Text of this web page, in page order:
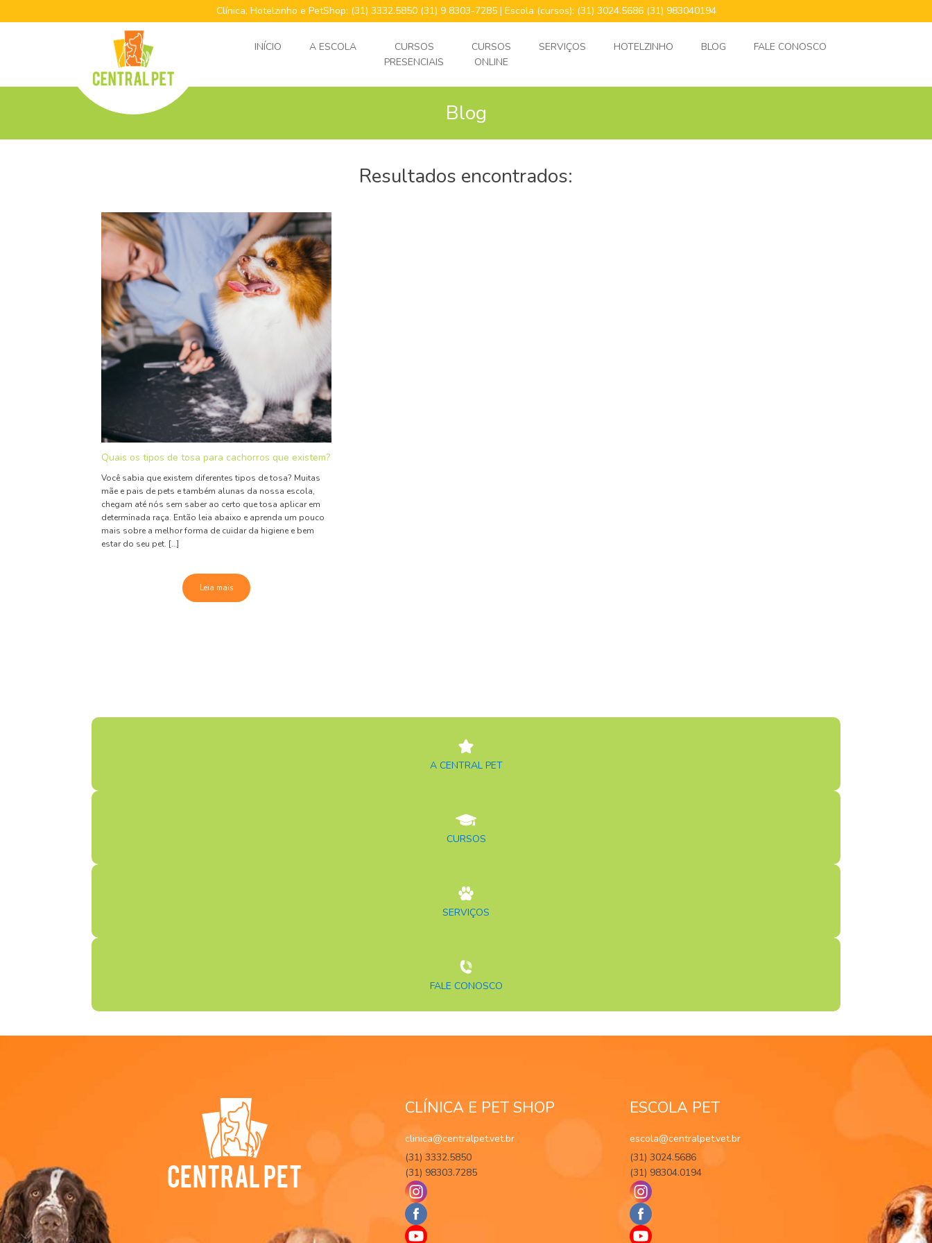
Clínica, Hotelzinho e PetShop: (31) 3332.5850 (31) 9 8303-7285 | Escola (cursos): (31) 3024.5686 (31) 983040194
INÍCIO A ESCOLA
CURSOS
PRESENCIAIS
CURSOS
ONLINE
SERVIÇOS HOTELZINHO BLOG FALE CONOSCO
Blog
Resultados encontrados:
Quais os tipos de tosa para cachorros que existem?
Você sabia que existem diferentes tipos de tosa? Muitas
mãe e pais de pets e também alunas da nossa escola,
chegam até nós sem saber ao certo que tosa aplicar em
determinada raça. Então leia abaixo e aprenda um pouco
mais sobre a melhor forma de cuidar da higiene e bem
estar do seu pet. […]
Leia mais
A CENTRAL PET
CURSOS
SERVIÇOS
FALE CONOSCO
CLÍNICA E PET SHOP
clinica@centralpet.vet.br
(31) 3332.5850
(31) 98303.7285
ESCOLA PET
escola@centralpet.vet.br
(31) 3024.5686
(31) 98304.0194